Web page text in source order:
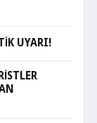
UYARI!